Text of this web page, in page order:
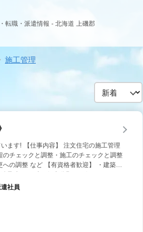
転職・派遣情報 - 北海道 上磯郡
施工管理
ます! 【仕事内容】 注文住宅の施工管理
のチェックと調整・施工のチェックと調整
への調整 など 【有資格者歓迎】 ・建築施
。 夢の実現のお手伝いをしたい方、応募
社員